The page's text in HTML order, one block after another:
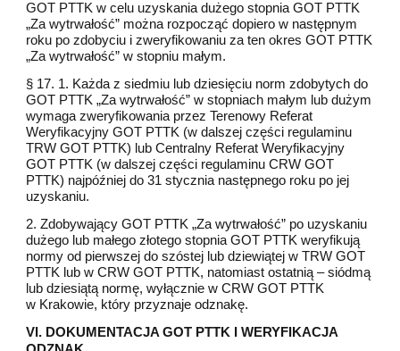
GOT PTTK w celu uzyskania dużego stopnia GOT PTTK
„Za wytrwałość” można rozpocząć dopiero w następnym
roku po zdobyciu i zweryfikowaniu za ten okres GOT PTTK
„Za wytrwałość” w stopniu małym.
§ 17. 1. Każda z siedmiu lub dziesięciu norm zdobytych do
GOT PTTK „Za wytrwałość” w stopniach małym lub dużym
wymaga zweryfikowania przez Terenowy Referat
Weryfikacyjny GOT PTTK (w dalszej części regulaminu
TRW GOT PTTK) lub Centralny Referat Weryfikacyjny
GOT PTTK (w dalszej części regulaminu CRW GOT
PTTK) najpóźniej do 31 stycznia następnego roku po jej
uzyskaniu.
2. Zdobywający GOT PTTK „Za wytrwałość” po uzyskaniu
dużego lub małego złotego stopnia GOT PTTK weryfikują
normy od pierwszej do szóstej lub dziewiątej w TRW GOT
PTTK lub w CRW GOT PTTK, natomiast ostatnią – siódmą
lub dziesiątą normę, wyłącznie w CRW GOT PTTK
w Krakowie, który przyznaje odznakę.
VI. DOKUMENTACJA GOT PTTK I WERYFIKACJA